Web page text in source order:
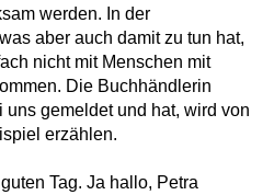
werden. In der
aber auch damit zu tun hat,
nicht mit Menschen mit
Die Buchhändlerin
uns gemeldet und hat, wird von
erzählen.
Tag. Ja hallo, Petra